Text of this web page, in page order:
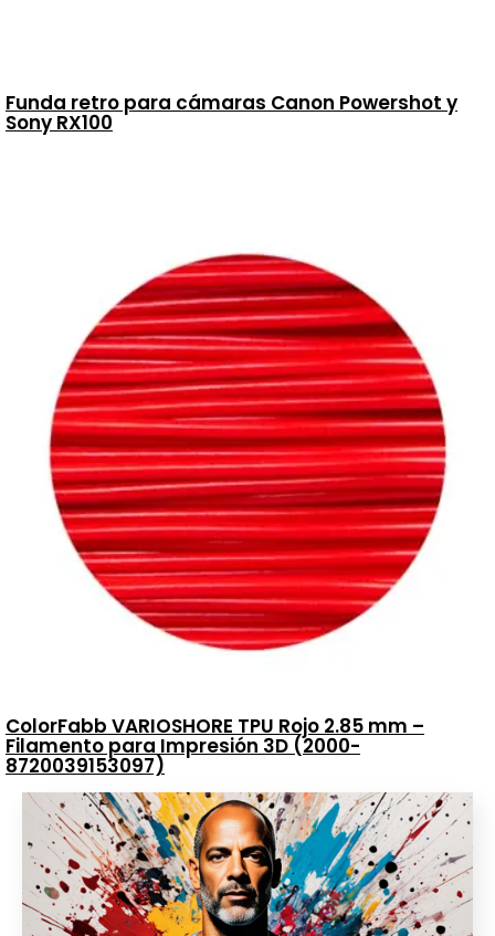
Funda retro para cámaras Canon Powershot y
Sony RX100
ColorFabb VARIOSHORE TPU Rojo 2.85 mm –
Filamento para Impresión 3D (2000-
8720039153097)